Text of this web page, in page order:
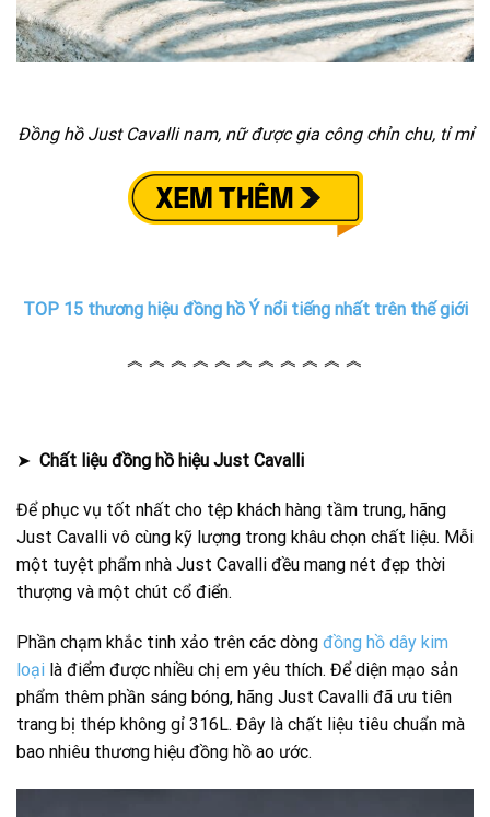
Đồng hồ Just Cavalli nam, nữ được gia công chỉn chu, tỉ mỉ
TOP 15 thương hiệu đồng hồ Ý nổi tiếng nhất trên thế giới
︽ ︽ ︽ ︽ ︽ ︽ ︽ ︽ ︽ ︽ ︽
➤ Chất liệu đồng hồ hiệu Just Cavalli
Để phục vụ tốt nhất cho tệp khách hàng tầm trung, hãng
Just Cavalli vô cùng kỹ lượng trong khâu chọn chất liệu. Mỗi
một tuyệt phẩm nhà Just Cavalli đều mang nét đẹp thời
thượng và một chút cổ điển.
Phần chạm khắc tinh xảo trên các dòng đồng hồ dây kim
loại là điểm được nhiều chị em yêu thích. Để diện mạo sản
phẩm thêm phần sáng bóng, hãng Just Cavalli đã ưu tiên
trang bị thép không gỉ 316L. Đây là chất liệu tiêu chuẩn mà
bao nhiêu thương hiệu đồng hồ ao ước.